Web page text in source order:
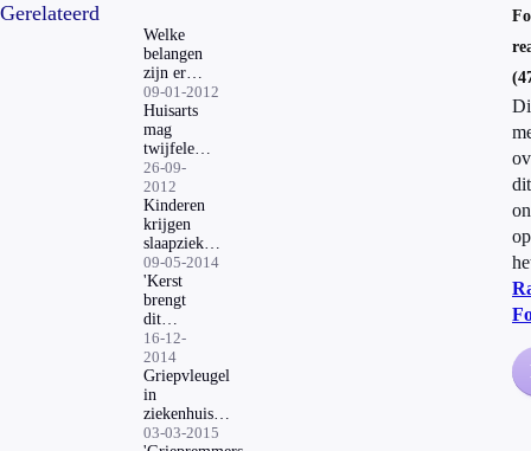
Gerelateerd
Welke
belangen
zijn er
precies
verstrengeld
rondom het
griepvaccin?
09-01-2012
Huisarts
mag
twijfelen
aan
objeciviteit
RIVM
26-09-
2012
Kinderen
krijgen
slaapziekte
na
griepvaccin
09-05-2014
'Kerst
brengt
dit
jaar
zware
griep'
16-12-
2014
Griepvleugel
in
ziekenhuis
Arnhem
03-03-2015
dit
op